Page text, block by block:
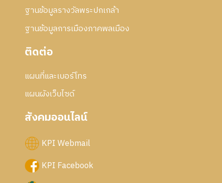
ฐานข้อมูลรางวัลพระปกเกล้า
ฐานข้อมูลการเมืองภาคพลเมือง
ติดต่อ
แผนที่และเบอร์โทร
แผนผังเว็บไซด์
สังคมออนไลน์
KPI Webmail
KPI Facebook